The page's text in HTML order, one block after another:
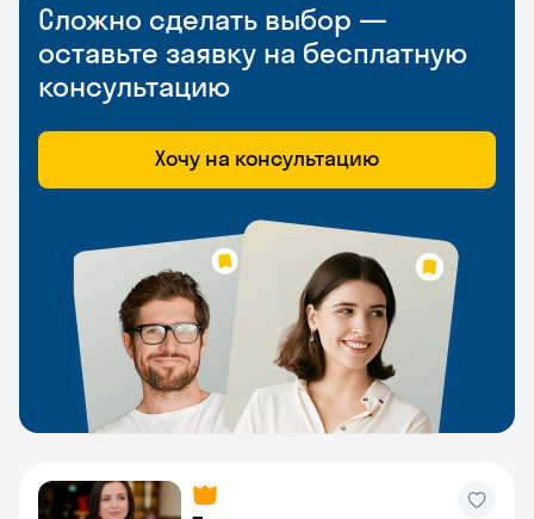
Сложно сделать выбор —
оставьте заявку на бесплатную
консультацию
Хочу на консультацию